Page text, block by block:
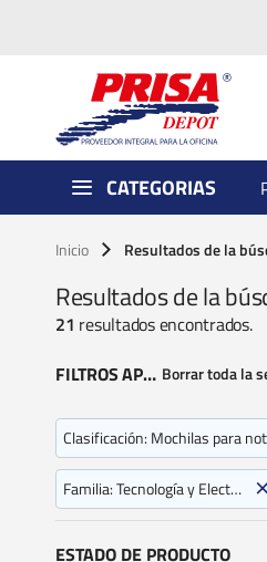
CATEGORIAS
Inicio Resultados de la
Resultados de la
21 resultados encontrados.
FILTROS APLICADOS Borrar toda la
Clasificación:
Familia: Tecnología y Electrónica
ESTADO DE PRODUCTO